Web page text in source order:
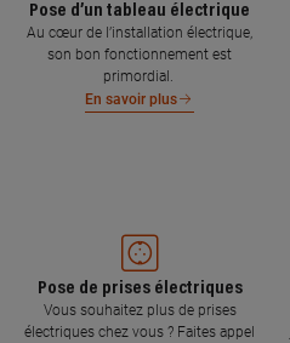
Pose d’un tableau électrique
Au cœur de l’installation électrique,
son bon fonctionnement est
primordial.
En savoir plus
Pose de prises électriques
Vous souhaitez plus de prises
électriques chez vous ? Faites appel